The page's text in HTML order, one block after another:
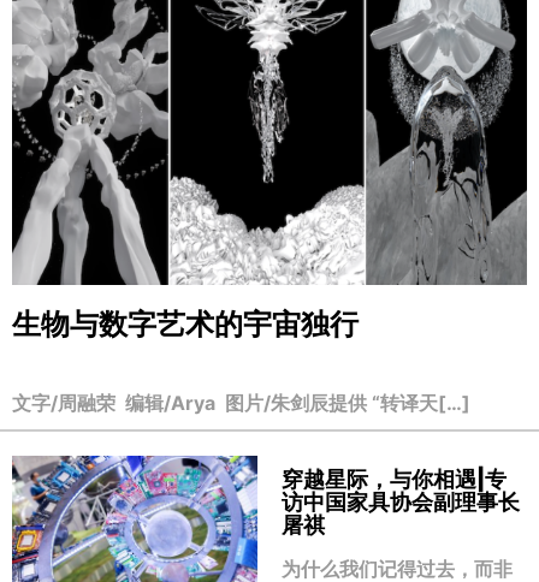
生物与数字艺术的宇宙独行
文字/周融荣 编辑/Arya 图片/朱剑辰提供 “转译天[…]
穿越星际，与你相遇|专
访中国家具协会副理事长
屠祺
为什么我们记得过去，而非